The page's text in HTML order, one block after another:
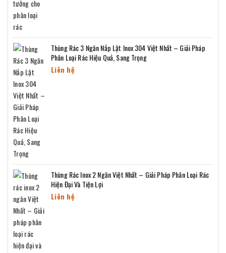
Thùng Rác 3 Ngăn Nắp Lật Inox 304 Việt Nhất – Giải Pháp
Phân Loại Rác Hiệu Quả, Sang Trọng
Liên hệ
Thùng Rác Inox 2 Ngăn Việt Nhất – Giải Pháp Phân Loại Rác
Hiện Đại Và Tiện Lợi
Liên hệ